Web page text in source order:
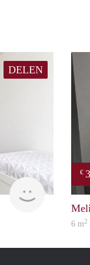
DELEN
finder
€
6 m2